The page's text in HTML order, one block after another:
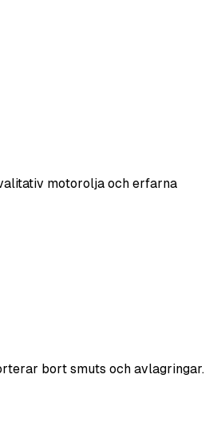
motorolja och erfarna
bort smuts och avlagringar.